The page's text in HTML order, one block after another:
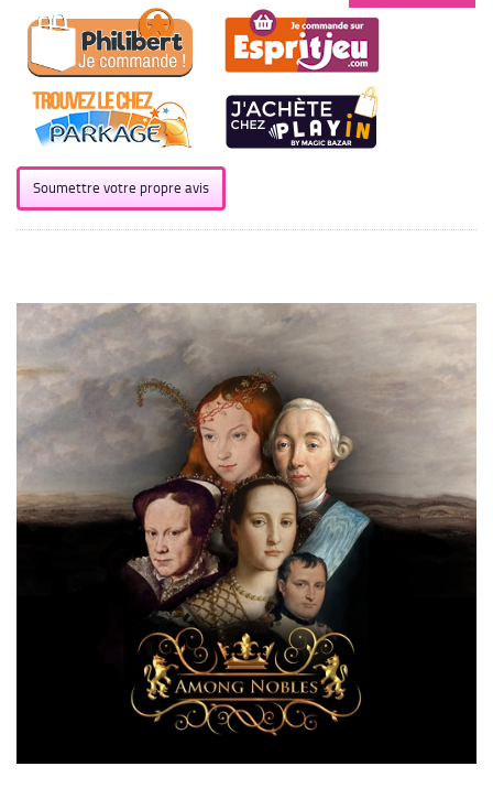
Soumettre votre propre avis